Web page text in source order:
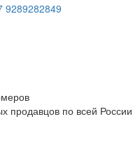
продавцов по всей России